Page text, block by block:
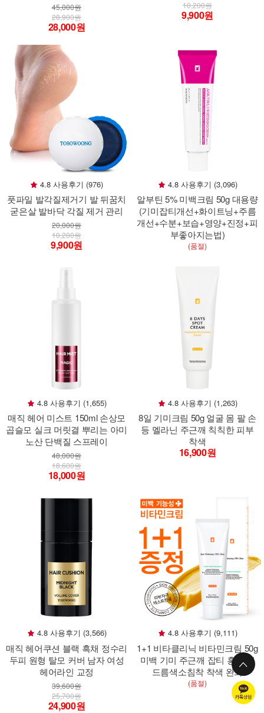
45,000원
28,900원
28,000원
10,200원
9,900원
4.8 사용후기 (976)
풋파일 발각질제거기 발 뒤꿈치
굳은살 발바닥 각질 제거 관리
20,000원
10,200원
9,900원
4.8 사용후기 (3,096)
알부틴 5% 미백크림 50g 대용량
(기미잡티개선+화이트닝+주름
개선+수분+보습+영양+진정+피
부좋아지는법)
(품절)
4.8 사용후기 (1,655)
매직 헤어 미스트 150ml 손상모
곱슬모 실크 머릿결 뿌리는 아미
노산 단백질 스프레이
48,000원
18,600원
18,000원
4.8 사용후기 (1,263)
8일 기미크림 50g 얼굴 몸 팔 손
등 멜라닌 주근깨 칙칙한 피부
착색
16,900원
4.8 사용후기 (3,566)
매직 헤어쿠션 블랙 흑채 정수리
두피 원형 탈모 커버 남자 여성
헤어라인 교정
39,600원
25,700원
24,900원
4.8 사용후기 (9,111)
1+1 비타클리닉 비타민크림 50g
미백 기미 주근깨 잡티 홍조 여
드름색소침착 착색 완화
(품절)